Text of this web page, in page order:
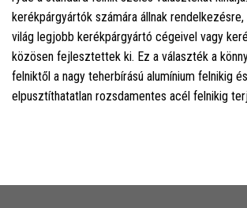
kerékpárgyártók számára állnak
világ legjobb kerékpárgyártó cégeivel vagy
közösen fejlesztettek ki. Ez a választék a
felniktől a nagy teherbírású alumínium felnikig
elpusztíthatatlan rozsdamentes acél felnikig